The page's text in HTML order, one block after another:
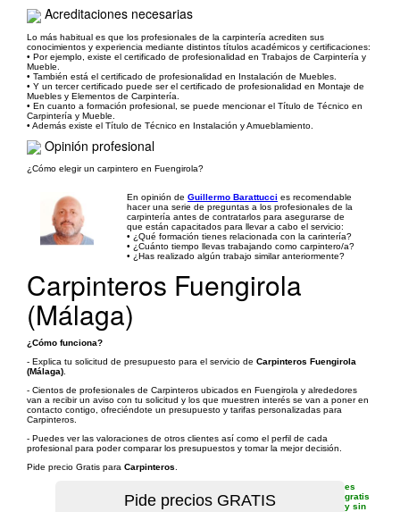
Acreditaciones necesarias
Lo más habitual es que los profesionales de la carpintería acrediten sus
conocimientos y experiencia mediante distintos títulos académicos y certificaciones:
• Por ejemplo, existe el certificado de profesionalidad en Trabajos de Carpintería y
Mueble.
• También está el certificado de profesionalidad en Instalación de Muebles.
• Y un tercer certificado puede ser el certificado de profesionalidad en Montaje de
Muebles y Elementos de Carpintería.
• En cuanto a formación profesional, se puede mencionar el Título de Técnico en
Carpintería y Mueble.
• Además existe el Título de Técnico en Instalación y Amueblamiento.
Opinión profesional
¿Cómo elegir un carpintero en Fuengirola?
En opinión de Guillermo Barattucci es recomendable
hacer una serie de preguntas a los profesionales de la
carpintería antes de contratarlos para asegurarse de
que están capacitados para llevar a cabo el servicio:
• ¿Qué formación tienes relacionada con la carintería?
• ¿Cuánto tiempo llevas trabajando como carpintero/a?
• ¿Has realizado algún trabajo similar anteriormente?
Carpinteros Fuengirola
(Málaga)
¿Cómo funciona?
- Explica tu solicitud de presupuesto para el servicio de Carpinteros Fuengirola
(Málaga)
- Cientos de profesionales de Carpinteros ubicados en Fuengirola y alrededores
van a recibir un aviso con tu solicitud y los que muestren interés se van a poner en
contacto contigo, ofreciéndote un presupuesto y tarifas personalizadas para
Carpinteros.
- Puedes ver las valoraciones de otros clientes así como el perfil de cada
profesional para poder comparar los presupuestos y tomar la mejor decisión.
Pide precio Gratis para Carpinteros
es
gratis
y sin